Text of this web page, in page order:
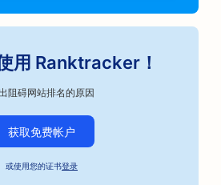
用 Ranktracker！
阻碍网站排名的原因
获取免费帐户
或使用您的证书登录